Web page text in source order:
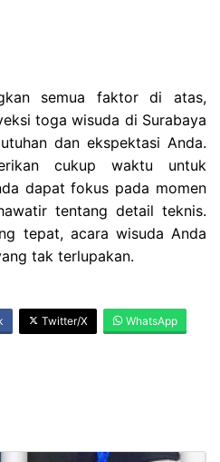
semua faktor di atas,
toga wisuda di Surabaya
dan ekspektasi Anda.
cukup waktu untuk
dapat fokus pada momen
tentang detail teknis.
tepat, acara wisuda Anda
tak terlupakan.
Twitter/X WhatsApp